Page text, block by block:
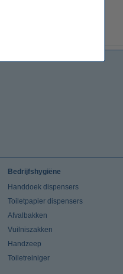
Bedrijfshygiëne
Handdoek dispensers
Toiletpapier dispensers
Afvalbakken
Vuilniszakken
Handzeep
Toiletreiniger